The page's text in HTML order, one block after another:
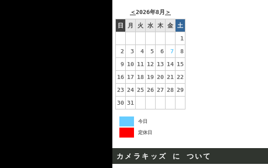
＜2026年8月 ＞
日 月 火 水 木 金
土
1
2
3 4 5 6 7
8
9 10 11 12 13 14 15
16 17 18 19 20 21
22
23 24 25 26 27 28 29
30 31
今日
定休日
カメラキッズ に ついて